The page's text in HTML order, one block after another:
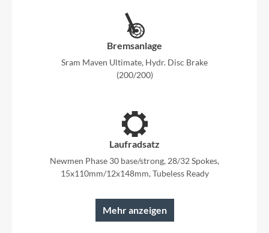
Bremsanlage
Sram Maven Ultimate, Hydr. Disc Brake
(200/200)
Laufradsatz
Newmen Phase 30 base/strong, 28/32 Spokes,
15x110mm/12x148mm, Tubeless Ready
Mehr anzeigen